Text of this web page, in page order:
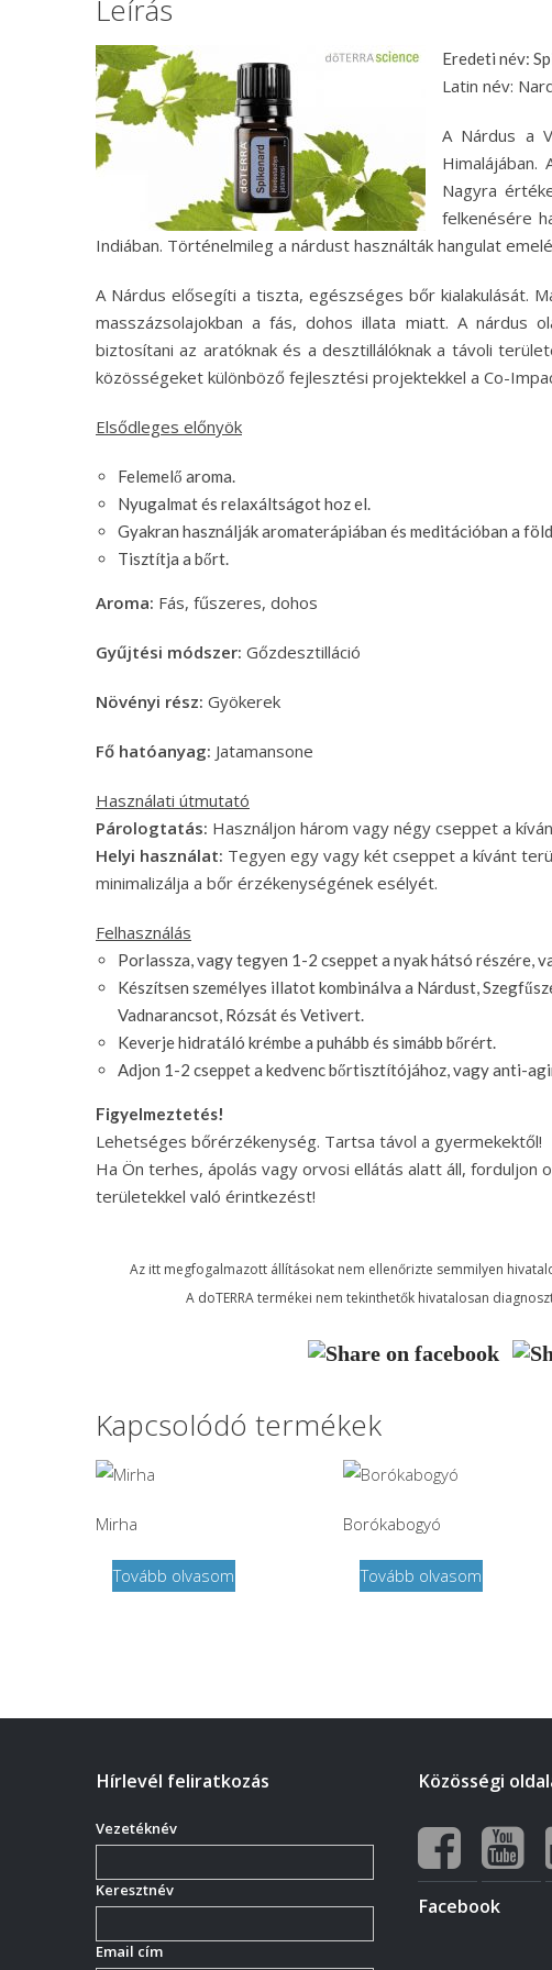
Leírás
Eredeti név:
Latin név:
A Nárdus a
Himalájában.
Nagyra
felkenésére
Indiában. Történelmileg a nárdust használták hangulat
A Nárdus elősegíti a tiszta, egészséges bőr kialakulását.
masszázsolajokban a fás, dohos illata miatt. A nárdus
biztosítani az aratóknak és a desztillálóknak a távoli
közösségeket különböző fejlesztési projektekkel a Co-
Elsődleges előnyök
Felemelő aroma.
Nyugalmat és relaxáltságot hoz el.
Gyakran használják aromaterápiában és meditációban a
Tisztítja a bőrt.
Aroma: Fás, fűszeres, dohos
Gyűjtési módszer: Gőzdesztilláció
Növényi rész: Gyökerek
Fő hatóanyag: Jatamansone
Használati útmutató
Párologtatás: Használjon három vagy négy cseppet a
Helyi használat: Tegyen egy vagy két cseppet a kívánt
minimalizálja a bőr érzékenységének esélyét.
Felhasználás
Porlassza, vagy tegyen 1-2 cseppet a nyak hátsó részére,
Készítsen személyes illatot kombinálva a Nárdust,
Vadnarancsot, Rózsát és Vetivert.
Keverje hidratáló krémbe a puhább és simább bőrért.
Adjon 1-2 cseppet a kedvenc bőrtisztítójához, vagy anti-
Figyelmeztetés!
Lehetséges bőrérzékenység. Tartsa távol a gyermekektől!
Ha Ön terhes, ápolás vagy orvosi ellátás alatt áll, forduljon
területekkel való érintkezést!
Az itt megfogalmazott állításokat nem ellenőrizte semmilyen
A doTERRA termékei nem tekinthetők hivatalosan
Kapcsolódó termékek
Mirha
Tovább olvasom
Borókabogyó
Tovább olvasom
Hírlevél feliratkozás
Vezetéknév
Keresztnév
Email cím
Közösségi
Facebook